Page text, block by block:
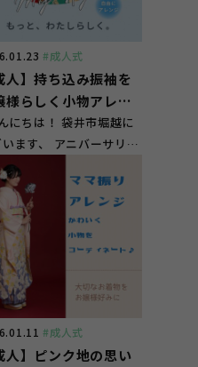
#成人式
人】持ち込み振袖を
様らしく小物アレン
かっこいいコーデ完
袋井市】
にちは！ 袋井市堀越に
います、 アニバーサリー
ジオ ガーネット袋井店
！ ...
#成人式
人】ピンク地の思い